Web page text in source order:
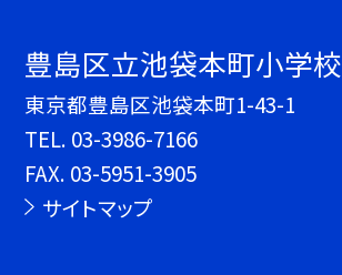
豊島区立池袋本町小学校
東京都豊島区池袋本町1-43-1
TEL. 03-3986-7166
FAX. 03-5951-3905
サイトマップ